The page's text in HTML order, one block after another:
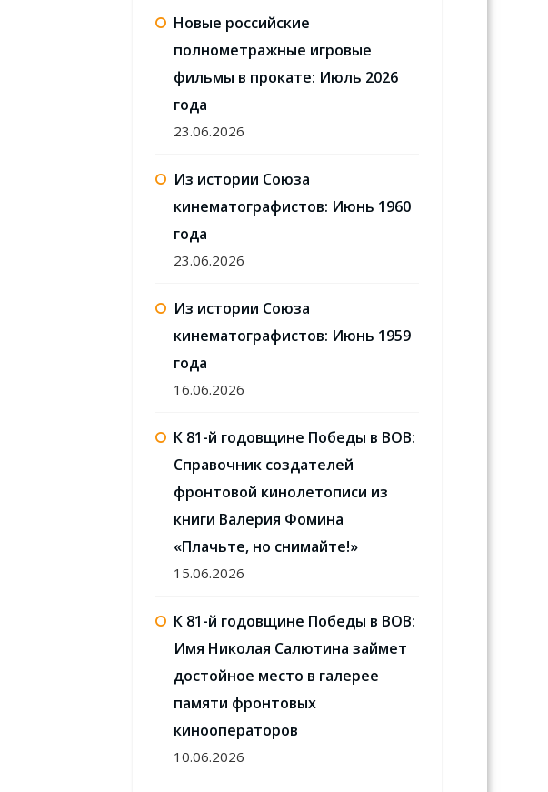
Новые российские
полнометражные игровые
фильмы в прокате: Июль 2026
года
23.06.2026
Из истории Союза
кинематографистов: Июнь 1960
года
23.06.2026
Из истории Союза
кинематографистов: Июнь 1959
года
16.06.2026
К 81-й годовщине Победы в ВОВ:
Справочник создателей
фронтовой кинолетописи из
книги Валерия Фомина
«Плачьте, но снимайте!»
15.06.2026
К 81-й годовщине Победы в ВОВ:
Имя Николая Салютина займет
достойное место в галерее
памяти фронтовых
кинооператоров
10.06.2026